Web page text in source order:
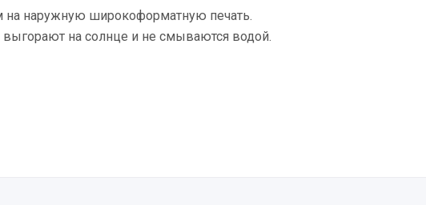
на наружную широкоформатную печать.
на солнце и не смываются водой.